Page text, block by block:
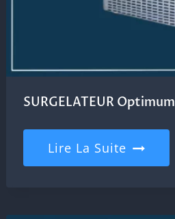
SURGELATEUR Optimum
Lire La Suite